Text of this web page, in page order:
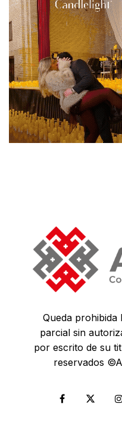
Queda
parcial sin
por escrito de su
reservados